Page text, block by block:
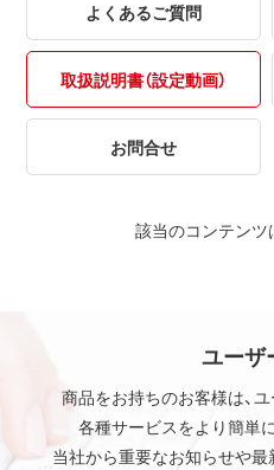
よくあるご質問
取扱説明書（設定動画）
お問合せ
該当のコンテンツ
ユーザ
商品をお持ちのお客様は、
各種サービスをより簡単
当社から重要なお知らせや最